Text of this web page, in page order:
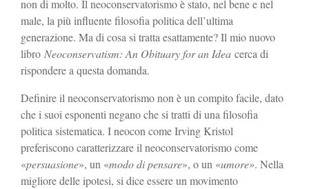
non di molto. Il neoconservatorismo è stato, nel bene e nel
male, la più influente filosofia politica dell’ultima
generazione. Ma di cosa si tratta esattamente? Il mio nuovo
libro Neoconservatism: An Obituary for an Idea cerca di
rispondere a questa domanda.
Definire il neoconservatorismo non è un compito facile, dato
che i suoi esponenti negano che si tratti di una filosofia
politica sistematica. I neocon come Irving Kristol
preferiscono caratterizzare il neoconservatorismo come
«persuasione», un «modo di pensare», o un «umore». Nella
migliore delle ipotesi, si dice essere un movimento